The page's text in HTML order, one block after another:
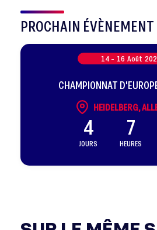
PROCHAIN ÉVÈNEMENT
14 - 16 Août
CHAMPIONNAT
HEIDELBERG,
4
JOURS
7
HEURES